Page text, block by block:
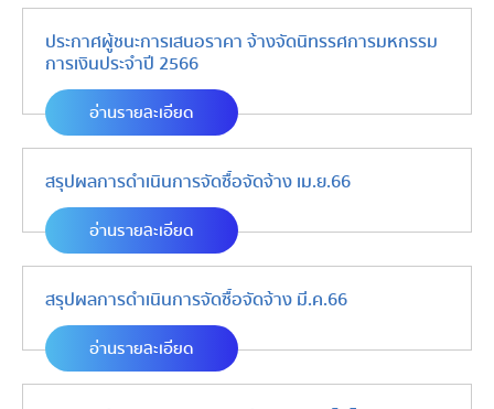
ประกาศผู้ชนะการเสนอราคา จ้างจัดนิทรรศการมหกรรม
การเงินประจำปี 2566
อ่านรายละเอียด
สรุปผลการดำเนินการจัดซื้อจัดจ้าง เม.ย.66
อ่านรายละเอียด
สรุปผลการดำเนินการจัดซื้อจัดจ้าง มี.ค.66
อ่านรายละเอียด